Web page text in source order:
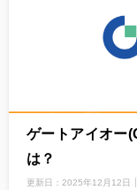
ゲートアイオー
は？
更新日： 2025年12月12日